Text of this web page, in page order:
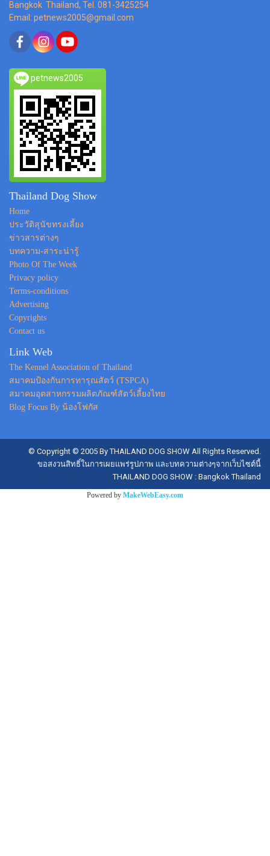
Bangkok Thailand, Tel. 081-3425254
Email: petnews2005@gmail.com
petnews2005
Thailand Dog Show
Home
ประวัติสุนัขทรงเลี้ยง
ข่าวสารต่างๆ
บทความ-สาระน่ารู้
Photo Of The Week
Privacy policy
Terms-conditions
Advertising
Copyrights
Contact us
Link Web
The Kennel Association of Thailand
สมาคมป้องกันการทารุณสัตว์ (TSPCA)
สมาคมอุตสาหกรรมผลิตภัณฑ์สัตว์เลี้ยงไทย
Blog Focus By น้องโฟกัส
© Copyright © 2005 By THAILAND DOG SHOW All Rights Reserved.
ขอสงวนสิทธิ์ในการเผยแพร่รูปภาพ และบทความต่างๆจากเว็บไซต์นี้
THAILAND DOG SHOW : Bangkok Thailand
Powered by MakeWebEasy.com